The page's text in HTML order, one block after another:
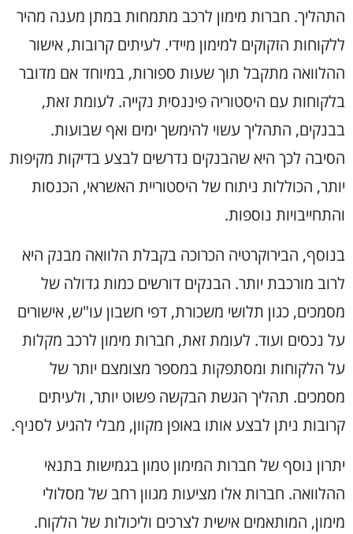
התהליך. חברות מימון לרכב מתמחות במתן מענה מהיר
ללקוחות הזקוקים למימון מיידי. לעיתים קרובות, אישור
ההלוואה מתקבל תוך שעות ספורות, במיוחד אם מדובר
בלקוחות עם היסטוריה פיננסית נקייה. לעומת זאת,
בבנקים, התהליך עשוי להימשך ימים ואף שבועות.
הסיבה לכך היא שהבנקים נדרשים לבצע בדיקות מקיפות
יותר, הכוללות ניתוח של היסטוריית האשראי, הכנסות
והתחייבויות נוספות.
בנוסף, הבירוקרטיה הכרוכה בקבלת הלוואה מבנק היא
לרוב מורכבת יותר. הבנקים דורשים כמות גדולה של
מסמכים, כגון תלושי משכורת, דפי חשבון עו"ש, אישורים
על נכסים ועוד. לעומת זאת, חברות מימון לרכב מקלות
על הלקוחות ומסתפקות במספר מצומצם יותר של
מסמכים. תהליך הגשת הבקשה פשוט יותר, ולעיתים
קרובות ניתן לבצע אותו באופן מקוון, מבלי להגיע לסניף.
יתרון נוסף של חברות המימון טמון בגמישות בתנאי
ההלוואה. חברות אלו מציעות מגוון רחב של מסלולי
מימון, המותאמים אישית לצרכים וליכולות של הלקוח.